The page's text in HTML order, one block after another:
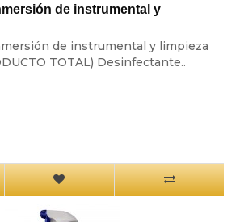
de instrumental y
de instrumental y limpieza
TOTAL) Desinfectante..